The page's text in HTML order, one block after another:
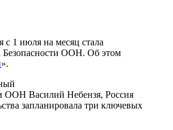
с 1 июля на месяц стала
Безопасности ООН. Об этом
».
ООН Василий Небензя, Россия
запланировала три ключевых